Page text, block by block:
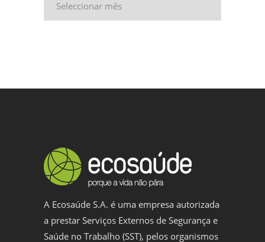
A Ecosaúde S.A. é uma empresa autorizada
a prestar Serviços Externos de Segurança e
Saúde no Trabalho (SST), pelos organismos